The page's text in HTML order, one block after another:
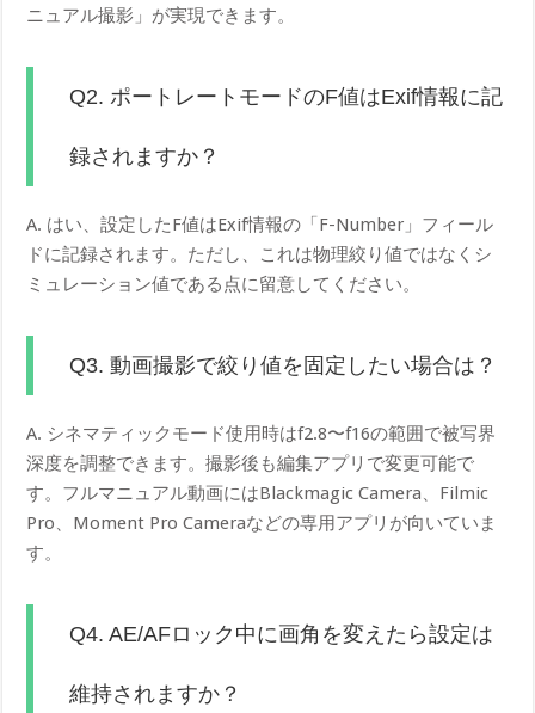
ニュアル撮影」が実現できます。
Q2. ポートレートモードのF値はExif情報に記
録されますか？
A. はい、設定したF値はExif情報の「F-Number」フィール
ドに記録されます。ただし、これは物理絞り値ではなくシ
ミュレーション値である点に留意してください。
Q3. 動画撮影で絞り値を固定したい場合は？
A. シネマティックモード使用時はf2.8〜f16の範囲で被写界
深度を調整できます。撮影後も編集アプリで変更可能で
す。フルマニュアル動画にはBlackmagic Camera、Filmic
Pro、Moment Pro Cameraなどの専用アプリが向いていま
す。
Q4. AE/AFロック中に画角を変えたら設定は
維持されますか？